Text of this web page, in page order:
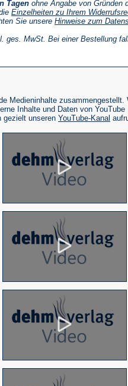
Tagen ohne Angabe von Gründen
Einzelheiten zu Ihrem
Sie unsere Hinweise zum
ges. MwSt. Bei einer Bestellung
Medieninhalte zusammengestellt.
Inhalte und Daten von YouTube
gezielt unseren YouTube-Kanal